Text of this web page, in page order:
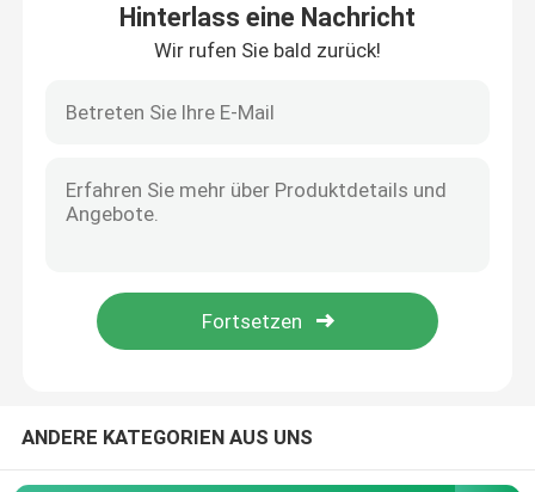
Qualitätskontrolle
Nachrichten
Referenzen
Hinterlass eine Nachricht
Wir rufen Sie bald zurück!
ANDERE KATEGORIEN AUS UNS